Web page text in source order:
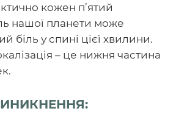
кожен п’ятий
нашої планети може
біль у спині цієї хвилини.
– це нижня частина